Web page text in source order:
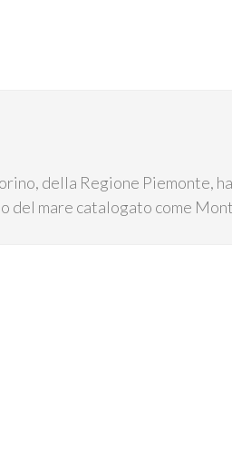
della Regione Piemonte,
del mare catalogato come